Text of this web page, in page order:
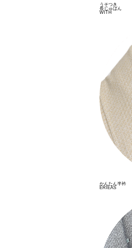
うそつき
長じゅばん
WITH
かんたん半衿
ERIEAS